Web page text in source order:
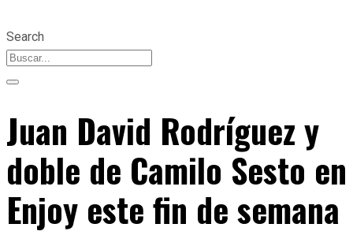
Search
Juan David Rodríguez y
doble de Camilo Sesto en
Enjoy este fin de semana